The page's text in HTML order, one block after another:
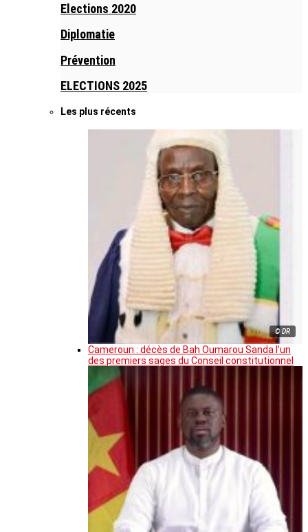
Elections 2020
Diplomatie
Prévention
ELECTIONS 2025
Les plus récents
© DR
Cameroun : décès de Bah Oumarou Sanda l’un
des premiers sages du Conseil constitutionnel